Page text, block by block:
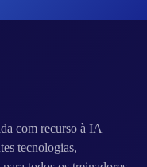
com recurso à IA
tecnologias,